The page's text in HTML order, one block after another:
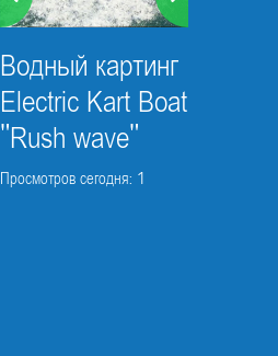
Водный картинг
Electric Kart Boat
"Rush wave"
Просмотров сегодня: 1